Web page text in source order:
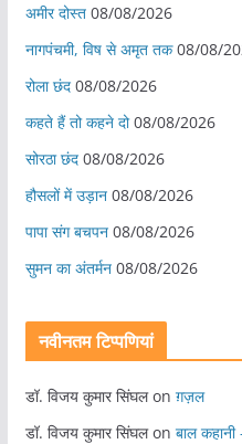
अमीर दोस्त 08/08/2026
नागपंचमी, ​विष से अमृत तक 08/08/
रोला छंद 08/08/2026
कहते हैं तो कहने दो 08/08/2026
सोरठा छंद 08/08/2026
हौसलों में उड़ान 08/08/2026
पापा संग बचपन 08/08/2026
सुमन का अंतर्मन 08/08/2026
नवीनतम टिप्पणियां
डॉ. विजय कुमार सिंघलon ग़ज़ल
डॉ. विजय कुमार सिंघलon बाल